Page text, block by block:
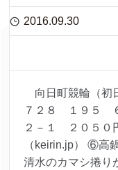
2016.09.30
向日町競輪（
７２８ １９５
２－１ ２０５０
（keirin.jp） ⑥高
清水のカマシ捲り